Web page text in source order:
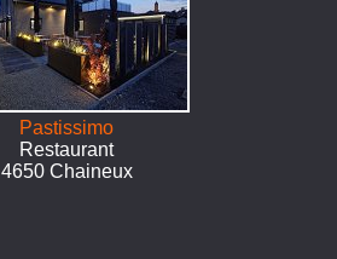
Pastissimo
Restaurant
4650 Chaineux